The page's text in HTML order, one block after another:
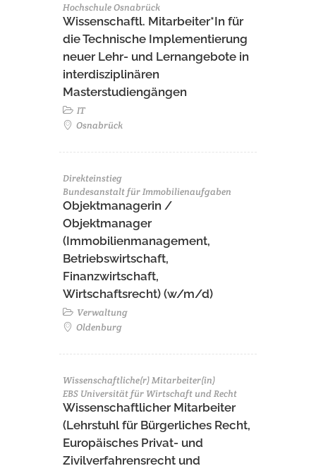
Hochschule Osnabrück
Wissenschaftl. Mitarbeiter*In für
die Technische Implementierung
neuer Lehr- und Lernangebote in
interdisziplinären
Masterstudiengängen
IT
Osnabrück
Direkteinstieg
Bundesanstalt für Immobilienaufgaben
Objektmanagerin /
Objektmanager
(Immobilienmanagement,
Betriebswirtschaft,
Finanzwirtschaft,
Wirtschaftsrecht) (w/m/d)
Verwaltung
Oldenburg
Wissenschaftliche(r) Mitarbeiter(in)
EBS Universität für Wirtschaft und Recht
Wissenschaftlicher Mitarbeiter
(Lehrstuhl für Bürgerliches Recht,
Europäisches Privat- und
Zivilverfahrensrecht und